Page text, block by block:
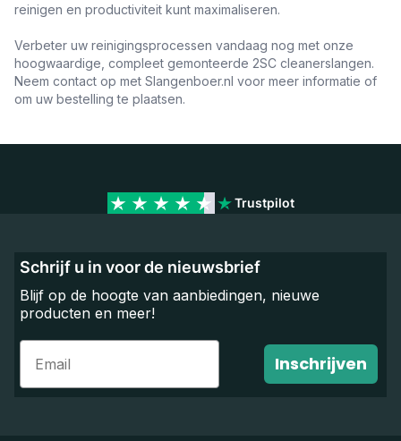
reinigen en productiviteit kunt maximaliseren.
Verbeter uw reinigingsprocessen vandaag nog met onze
hoogwaardige, compleet gemonteerde 2SC cleanerslangen.
Neem contact op met Slangenboer.nl voor meer informatie of
om uw bestelling te plaatsen.
Trustpilot
Schrijf u in voor de nieuwsbrief
Blijf op de hoogte van aanbiedingen, nieuwe
producten en meer!
Email
Inschrijven